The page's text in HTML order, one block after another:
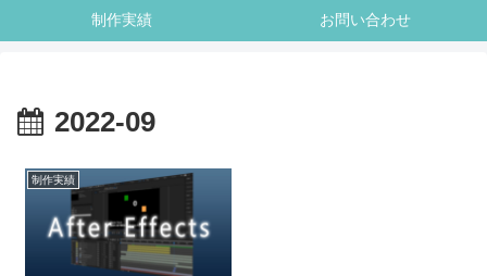
制作実績 お問い合わせ
2022-09
制作実績